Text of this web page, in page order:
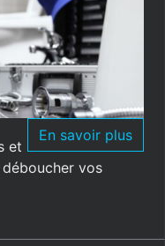
En savoir plus
et
vos